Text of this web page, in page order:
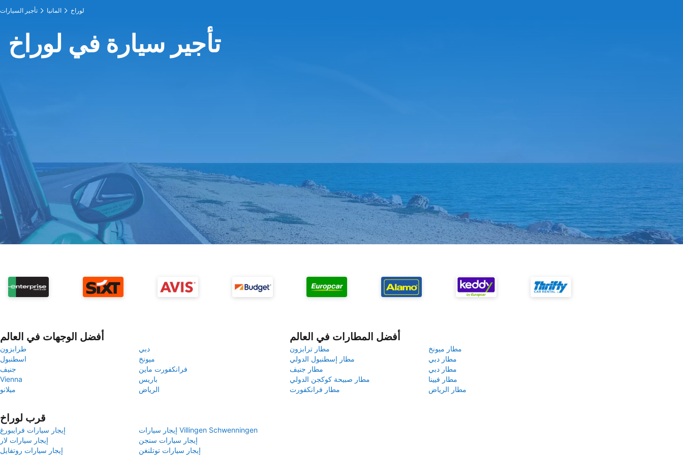
تأجير السيارات المانيا لوراخ
تأجير سيارة في لوراخ
أفضل الوجهات في العالم
طرابزون
دبي
اسطنبول
ميونخ
جنيف
فرانكفورت ماين
Vienna
باريس
ميلانو
الرياض
أفضل المطارات في العالم
مطار ترابزون
مطار ميونخ
مطار إسطنبول الدولي
مطار دبي
مطار جنيف
مطار دبي
مطار صبيحة كوكجن الدولي
مطار فيينا
مطار فرانكفورت
مطار الرياض
قرب لوراخ
إيجار سيارات فرايبورغ
إيجار سيارات Villingen Schwenningen
إيجار سيارات لار
إيجار سيارات سنجن
إيجار سيارات روتفايل
إيجار سيارات توتلنغن